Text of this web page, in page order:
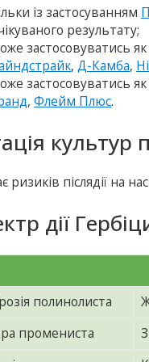
із застосуванням
результату;
застосовуватись як
,Д-Камба,
застосовуватись
,Флейм Плюс.
культур
ризиків післядії на
дії
полинолиста
промениста